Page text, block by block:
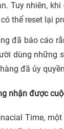
Tuy nhiên,
có thể reset lại
đã báo cáo
dùng những
đã ủy
nhận được
Time,